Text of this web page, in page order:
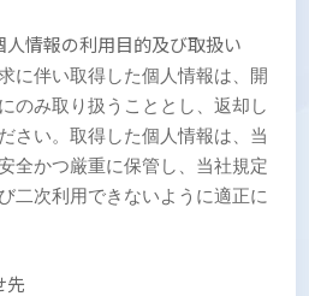
情報の利用目的及び取扱い
に伴い取得した個人情報は、開
のみ取り扱うこととし、返却し
さい。取得した個人情報は、当
全かつ厳重に保管し、当社規定
二次利用できないように適正に
先